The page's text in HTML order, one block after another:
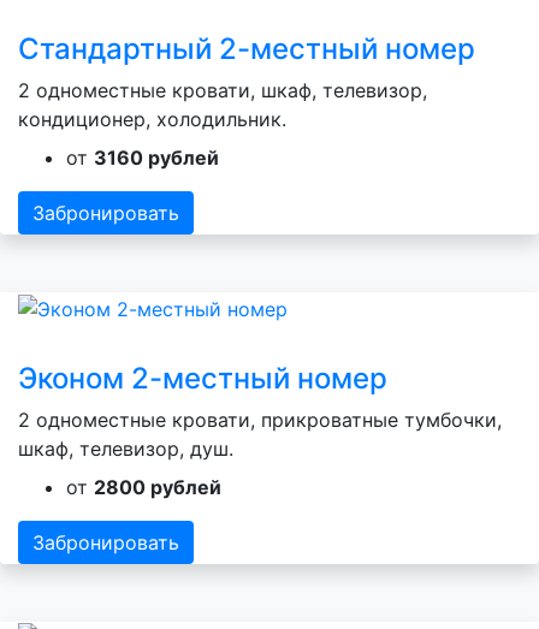
Стандартный 2-местный номер
2 одноместные кровати, шкаф, телевизор,
кондиционер, холодильник.
от 3160 рублей
Забронировать
Эконом 2-местный номер
2 одноместные кровати, прикроватные тумбочки,
шкаф, телевизор, душ.
от 2800 рублей
Забронировать